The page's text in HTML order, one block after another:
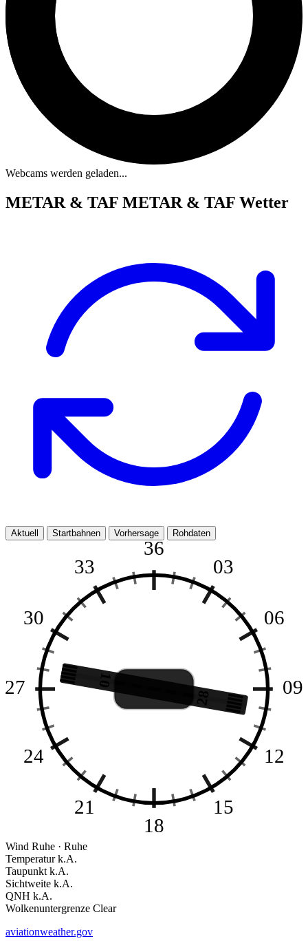
Webcams werden geladen...
METAR & TAF METAR & TAF Wetter
Aktuell Startbahnen Vorhersage Rohdaten
36
03
06
09
12
15
18
21
24
27
30
33
28
10 --
Wind Ruhe · Ruhe
Temperaturk.A.
Taupunkt k.A.
Sichtweite k.A.
QNH k.A.
Wolkenuntergrenze Clear
aviationweather.gov